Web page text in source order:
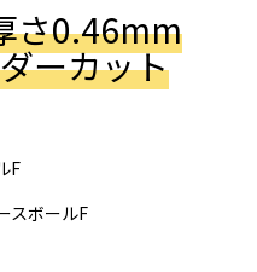
さ0.46mm
ーカット
F
スボールF